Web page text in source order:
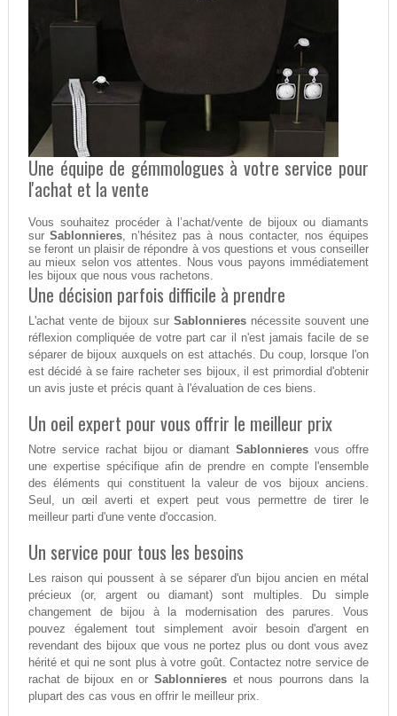
Une équipe de gémmologues à votre service pour
l'achat et la vente
Vous souhaitez procéder à l’achat/vente de bijoux ou diamants
surSablonnieres, n’hésitez pas à nous contacter, nos équipes
se feront un plaisir de répondre à vos questions et vous conseiller
au mieux selon vos attentes. Nous vous payons immédiatement
les bijoux que nous vous rachetons.
Une décision parfois difficile à prendre
L'achat vente de bijoux surSablonnieres nécessite souvent une
réflexion compliquée de votre part car il n'est jamais facile de se
séparer de bijoux auxquels on est attachés. Du coup, lorsque l'on
est décidé à se faire racheter ses bijoux, il est primordial d'obtenir
un avis juste et précis quant à l'évaluation de ces biens.
Un oeil expert pour vous offrir le meilleur prix
Notre service rachat bijou or diamantSablonnieres vous offre
une expertise spécifique afin de prendre en compte l'ensemble
des éléments qui constituent la valeur de vos bijoux anciens.
Seul, un œil averti et expert peut vous permettre de tirer le
meilleur parti d'une vente d'occasion.
Un service pour tous les besoins
Les raison qui poussent à se séparer d'un bijou ancien en métal
précieux (or, argent ou diamant) sont multiples. Du simple
changement de bijou à la modernisation des parures. Vous
pouvez également tout simplement avoir besoin d'argent en
revendant des bijoux que vous ne portez plus ou dont vous avez
hérité et qui ne sont plus à votre goût. Contactez notre service de
rachat de bijoux en or Sablonnieres et nous pourrons dans la
plupart des cas vous en offrir le meilleur prix.